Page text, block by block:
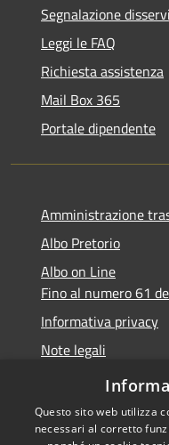
Segnalazione
Leggi le FAQ
Richiesta assistenza
Mail Box 365
Portale dipendente
Amministrazione
Albo Pretorio
Albo on Line
Fino al numero 61
Informativa privacy
Note legali
Dichiarazione di
Questo sito web utilizza
necessari al corretto